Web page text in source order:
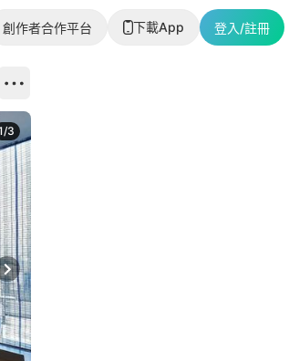
創作者合作平台 下載App 登入/註冊
Next slide
/3